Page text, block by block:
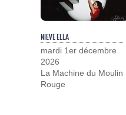
NIEVE ELLA
mardi 1er décembre
2026
La Machine du Moulin
Rouge